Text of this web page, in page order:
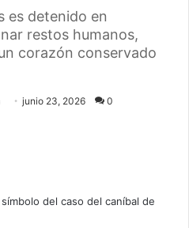
es detenido en
restos humanos,
corazón conservado
junio 23, 2026 0